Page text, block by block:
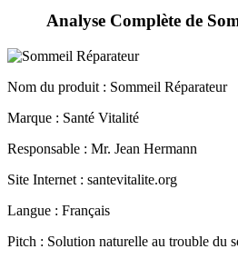
Nom du produit: Sommeil Réparateur
Marque : Santé Vitalité
Responsable : Mr. Jean Hermann
Site Internet : santevitalite.org
Langue : Français
Pitch : Solution naturelle au trouble du
Prix : €37.00